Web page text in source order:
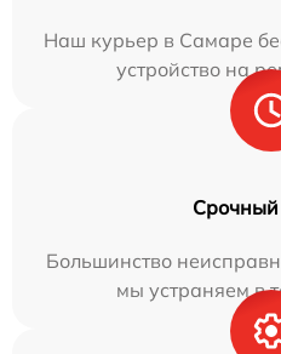
Наш курьер в Самаре
устройство на
Срочный
Большинство
мы устраняем в